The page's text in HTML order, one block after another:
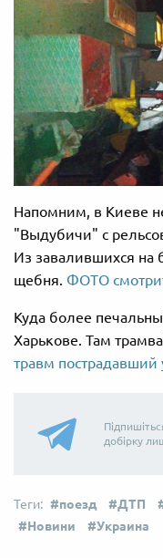
Напомним, в Киеве
"Выдубичи" с
Из завалившихся на
щебня. ФОТО
Куда более
Харькове. Там
травм пострадавший
добірку
поезд ДТП
Новини
Украина